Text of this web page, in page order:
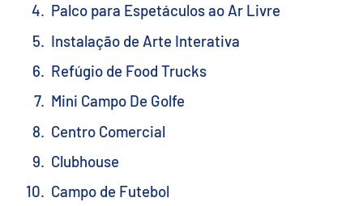
Palco para Espetáculos ao Ar Livre
Instalação de Arte Interativa
Refúgio de Food Trucks
Mini Campo De Golfe
Centro Comercial
Clubhouse
Campo de Futebol